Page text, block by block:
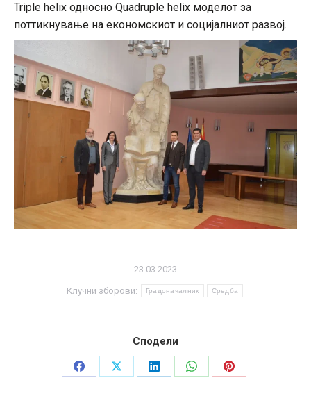
Triple helix односно Quadruple helix моделот за
поттикнување на економскиот и социјалниот развој.
23.03.2023
Клучни зборови: Градоначалник Средба
Сподели
Share
Share
Share
Share
Share